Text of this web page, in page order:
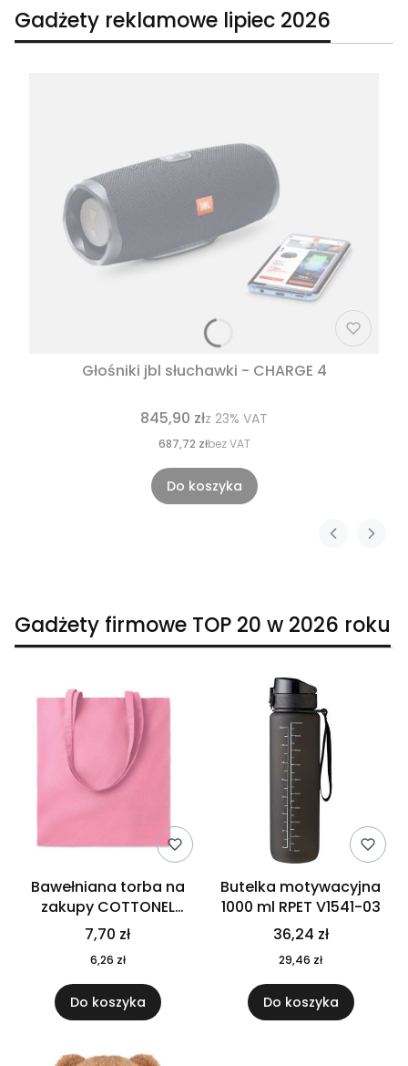
Gadżety reklamowe lipiec 2026
Głośniki jbl słuchawki - CHARGE 4
845,90 złz 23% VAT
687,72 złbez VAT
Do koszyka
Gadżety firmowe TOP 20 w 2026 roku
Bawełniana torba na
zakupy COTTONEL
COLOUR++ MO9846-11
7,70 zł
6,26 zł
Do koszyka
Butelka motywacyjna
1000 ml RPET V1541-03
36,24 zł
29,46 zł
Do koszyka